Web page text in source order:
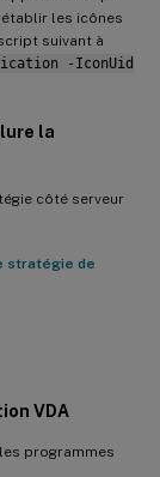
les icônes
suivant à
-IconUid
la
côté serveur
stratégie de
VDA
programmes